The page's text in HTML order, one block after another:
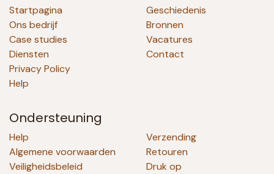
Startpagina
Ons bedrijf
Case studies
Diensten
Privacy Policy
Help
Geschiedenis
Bronnen
Vacatures
Contact
Ondersteuning
Help
Algemene voorwaarden
Veiligheidsbeleid
Verzending
Retouren
Druk op